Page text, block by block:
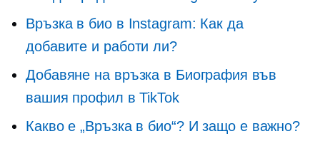
Връзка в био в Instagram: Как да
добавите и работи ли?
Добавяне на връзка в Биография във
вашия профил в TikTok
Какво е „Връзка в био“? И защо е важно?